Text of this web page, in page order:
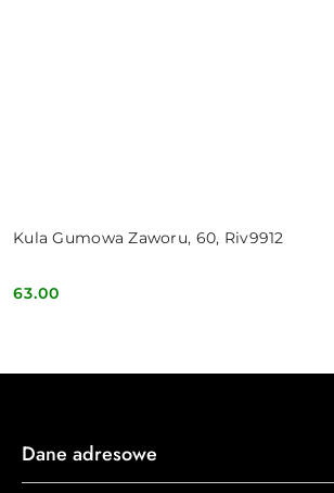
Kula Gumowa Zaworu, 60, Riv9912
Cena:
63.00
Dane adresowe